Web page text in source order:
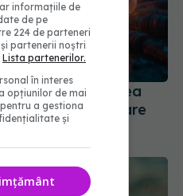
duce la umflarea
îngrijorare
informațiile de
de pe
224 de parteneri
partenerii noștri
Lista partenerilor.
în interes
opțiunilor de mai
a gestiona
și